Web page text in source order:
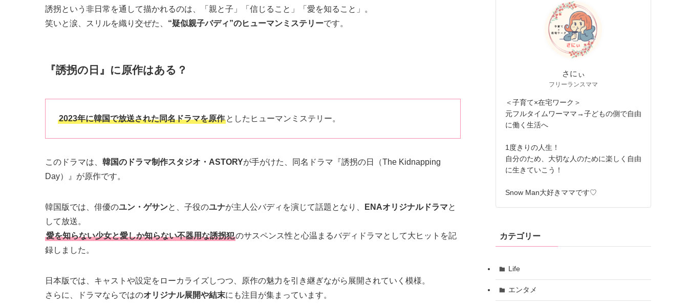
誘拐という非日常を通して描かれるのは、「親と子」「信じること」「愛を知ること」。
笑いと涙、スリルを織り交ぜた、 “疑似親子バディ”のヒューマンミステリーです。
『誘拐の日』に原作はある？
2023年に韓国で放送された同名ドラマを原作 としたヒューマンミステリー。
このドラマは、 韓国のドラマ制作スタジオ・ASTORYが手がけた、同名ドラマ『誘拐の日（The Kidnapping
Day）』が原作です。
韓国版では、俳優のユン・ゲサンと、子役のユナが主人公バディを演じて話題となり、 ENAオリジナルドラマと
して放送。
愛を知らない少女と愛しか知らない不器用な誘拐犯のサスペンス性と心温まるバディドラマとして大ヒットを記
録しました。
日本版では、キャストや設定をローカライズしつつ、原作の魅力を引き継ぎながら展開されていく模様。
さらに、ドラマならではのオリジナル展開や結末にも注目が集まっています。
さにぃ
フリーランスママ
＜子育て×在宅ワーク＞
元フルタイムワーママ→子どもの側で自由
に働く生活へ
1度きりの人生！
自分のため、大切な人のために楽しく自由
に生きていこう！
Snow Man大好きママです♡
カテゴリー
Life
エンタメ